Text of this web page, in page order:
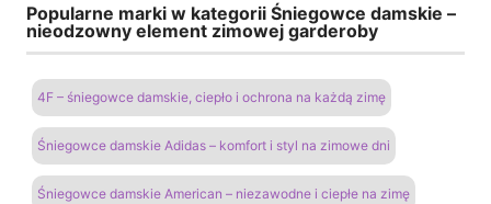
Popularne marki w kategorii Śniegowce damskie –
nieodzowny element zimowej garderoby
4F – śniegowce damskie, ciepło i ochrona na każdą zimę
Śniegowce damskie Adidas – komfort i styl na zimowe dni
Śniegowce damskie American – niezawodne i ciepłe na zimę